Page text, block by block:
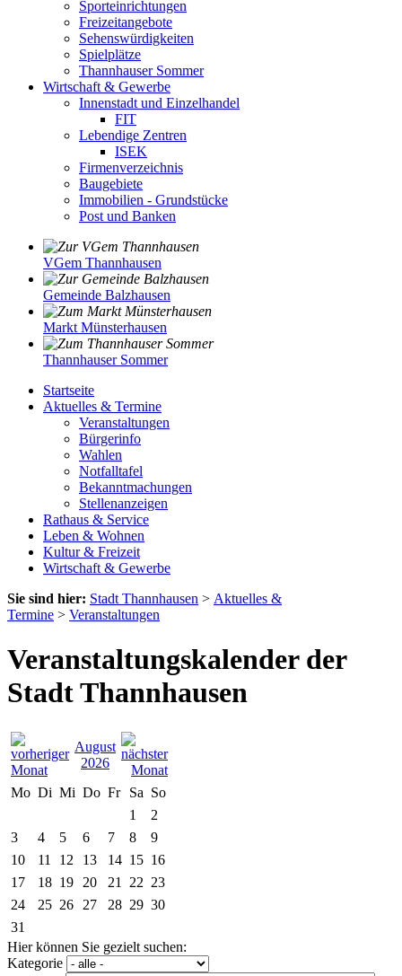
Sporteinrichtungen
Freizeitangebote
Sehenswürdigkeiten
Spielplätze
Thannhauser Sommer
Wirtschaft & Gewerbe
Innenstadt und Einzelhandel
FIT
Lebendige Zentren
ISEK
Firmenverzeichnis
Baugebiete
Immobilien - Grundstücke
Post und Banken
VGem Thannhausen
Gemeinde Balzhausen
Markt Münsterhausen
Thannhauser Sommer
Startseite
Aktuelles & Termine
Veranstaltungen
Bürgerinfo
Wahlen
Notfalltafel
Bekanntmachungen
Stellenanzeigen
Rathaus & Service
Leben & Wohnen
Kultur & Freizeit
Wirtschaft & Gewerbe
Sie sind hier: Stadt Thannhausen > Aktuelles &
Termine > Veranstaltungen
Veranstaltungskalender der
Stadt Thannhausen
August
2026
Mo Di Mi Do Fr Sa So
1
2
3
4 5 6 7 8
9
10
11 12 13 14 15 16
17
18 19 20 21 22 23
24
25 26 27 28 29 30
31
Hier können Sie gezielt suchen:
Kategorie